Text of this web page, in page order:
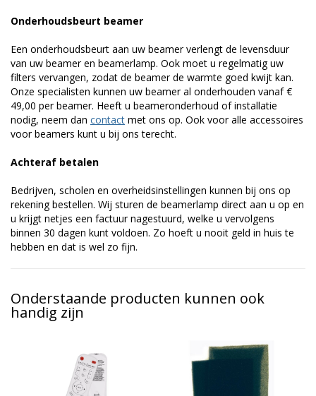
Onderhoudsbeurt beamer
Een onderhoudsbeurt aan uw beamer verlengt de levensduur
van uw beamer en beamerlamp. Ook moet u regelmatig uw
filters vervangen, zodat de beamer de warmte goed kwijt kan.
Onze specialisten kunnen uw beamer al onderhouden vanaf €
49,00 per beamer. Heeft u beameronderhoud of installatie
nodig, neem dan contact met ons op. Ook voor alle accessoires
voor beamers kunt u bij ons terecht.
Achteraf betalen
Bedrijven, scholen en overheidsinstellingen kunnen bij ons op
rekening bestellen. Wij sturen de beamerlamp direct aan u op en
u krijgt netjes een factuur nagestuurd, welke u vervolgens
binnen 30 dagen kunt voldoen. Zo hoeft u nooit geld in huis te
hebben en dat is wel zo fijn.
Onderstaande producten kunnen ook
handig zijn